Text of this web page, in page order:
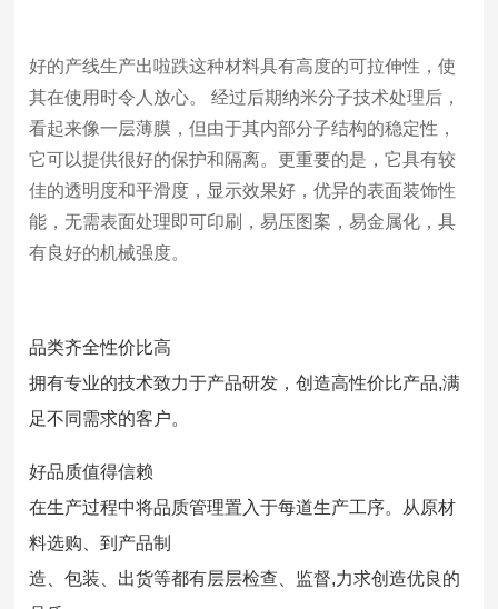
好的产线生产出啦跌这种材料具有高度的可拉伸性，使
其在使用时令人放心。 经过后期纳米分子技术处理后，
看起来像一层薄膜，但由于其内部分子结构的稳定性，
它可以提供很好的保护和隔离。更重要的是，它具有较
佳的透明度和平滑度，显示效果好，优异的表面装饰性
能，无需表面处理即可印刷，易压图案，易金属化，具
有良好的机械强度。
品类齐全性价比高
拥有专业的技术致力于产品研发，创造高性价比产品,满
足不同需求的客户。
好品质值得信赖
在生产过程中将品质管理置入于每道生产工序。从原材
料选购、到产品制
造、包装、出货等都有层层检查、监督,力求创造优良的